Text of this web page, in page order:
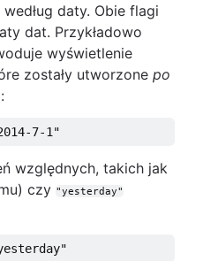
daty. Obie flagi
dat. Przykładowo
wyświetlenie
zostały utworzone po
7-1"
względnych, takich jak
czy "yesterday"